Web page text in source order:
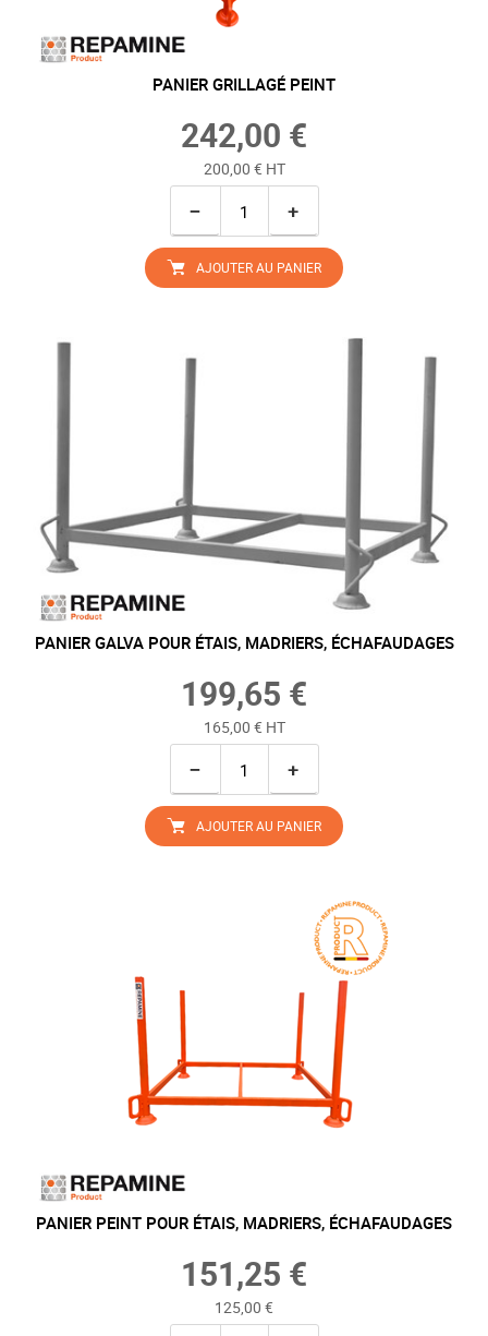
PANIER GRILLAGÉ PEINT
242,00 €
200,00 € HT
− +
AJOUTER AU PANIER
PANIER GALVA POUR ÉTAIS, MADRIERS, ÉCHAFAUDAGES
199,65 €
165,00 € HT
− +
AJOUTER AU PANIER
PANIER PEINT POUR ÉTAIS, MADRIERS, ÉCHAFAUDAGES
151,25 €
125,00 €